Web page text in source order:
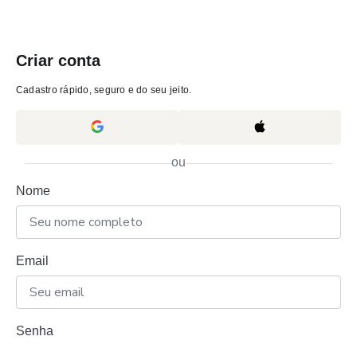
Criar conta
Cadastro rápido, seguro e do seu jeito.
ou
Nome
Email
Senha